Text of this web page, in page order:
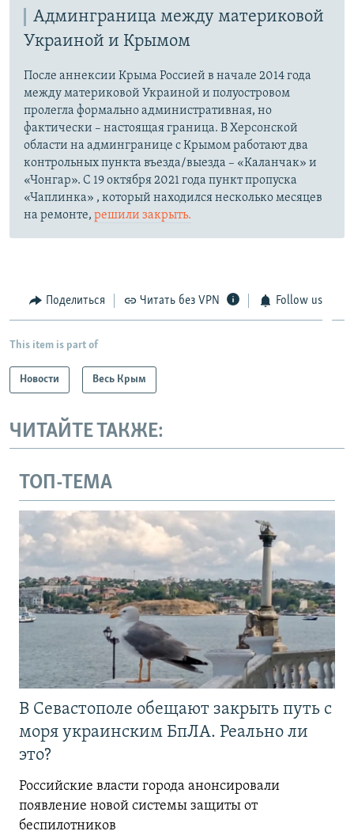
Админграница между материковой
Украиной и Крымом
После аннексии Крыма Россией в начале 2014 года
между материковой Украиной и полуостровом
пролегла формально административная, но
фактически – настоящая граница. В Херсонской
области на админгранице с Крымом работают два
контрольных пункта въезда/выезда – «Каланчак» и
«Чонгар». С 19 октября 2021 года пункт пропуска
«Чаплинка» , который находился несколько месяцев
на ремонте, решили закрыть.
Поделиться Читать без VPN Follow us
This item is part of
Новости Весь Крым
ЧИТАЙТЕ ТАКЖЕ:
ТОП-ТЕМА
В Севастополе обещают закрыть путь с
моря украинским БпЛА. Реально ли
это?
Российские власти города анонсировали
появление новой системы защиты от
беспилотников